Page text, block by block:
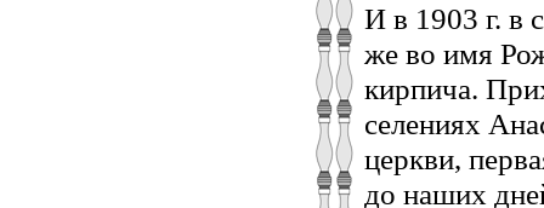
И в 1903 г. в
же во имя
кирпича.
селениях
церкви,
до наших